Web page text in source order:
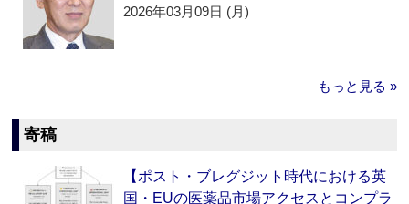
2026年03月09日 (月)
もっと見る »
寄稿
【ポスト・ブレグジット時代における英
国・EUの医薬品市場アクセスとコンプラ